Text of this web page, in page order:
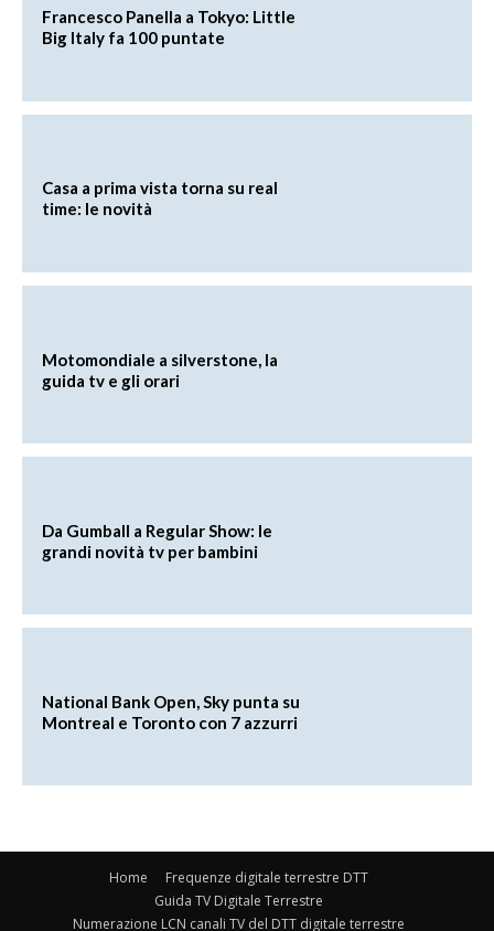
Francesco Panella a Tokyo: Little
Big Italy fa 100 puntate
Casa a prima vista torna su real
time: le novità
Motomondiale a silverstone, la
guida tv e gli orari
Da Gumball a Regular Show: le
grandi novità tv per bambini
National Bank Open, Sky punta su
Montreal e Toronto con 7 azzurri
Home
Frequenze digitale terrestre DTT
Guida TV Digitale Terrestre
Numerazione LCN canali TV del DTT digitale terrestre